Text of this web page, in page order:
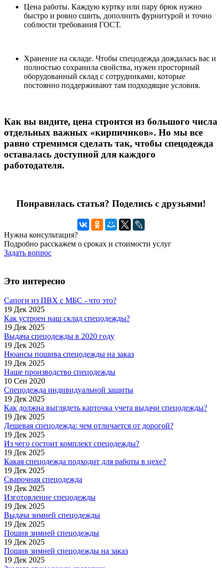
Цена работы. Каждую куртку или пару брюк нужно
быстро и ровно сшить, дополнить фурнитурой и точно
соблюсти требования ГОСТ.
Хранение на складе. Чтобы спецодежда дождалась вас и
полностью сохранила свойства, нужен просторный
оборудованный склад с сотрудниками, которые
постоянно поддерживают там подходящие условия.
Как вы видите, цена строится из большого числа
отдельных важных «кирпичиков». Но мы все
равно стремимся сделать так, чтобы спецодежда
оставалась доступной для каждого
работодателя.
Понравилась статья? Поделись с друзьями!
Нужна консультация?
Подробно расскажем о сроках и стоимости услуг
Задать вопрос
Это интересно
Сапоги из ПВХ с МБС - что это?
19 Дек 2025
Как устроен наш склад спецодежды?
19 Дек 2025
Выдача спецодежды в 2020 году
19 Дек 2025
Нюансы пошива спецодежды на заказ
19 Дек 2025
Наше производство спецодежды
10 Сен 2020
Спецодежда индивидуальной защиты
19 Дек 2025
Как должна выглядеть карточка учета выдачи спецодежды?
19 Дек 2025
Дешевая спецодежда: чем отличается от дорогой?
19 Дек 2025
Из чего состоит комплект спецодежды?
19 Дек 2025
Какая спецодежда подходит для работы в цехе?
19 Дек 2025
Сварочная спецодежда
19 Дек 2025
Изготовление спецодежды
19 Дек 2025
Выдача зимней спецодежды
19 Дек 2025
Пошив зимней спецодежды
19 Дек 2025
Пошив зимней спецодежды на заказ
19 Дек 2025